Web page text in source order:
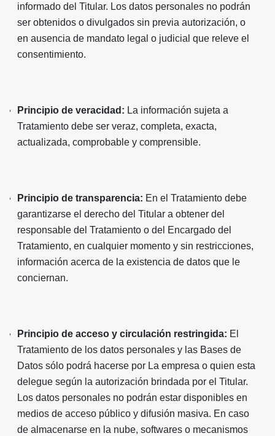
informado del Titular. Los datos personales no podrán
ser obtenidos o divulgados sin previa autorización, o
en ausencia de mandato legal o judicial que releve el
consentimiento.
Principio de veracidad: La información sujeta a
Tratamiento debe ser veraz, completa, exacta,
actualizada, comprobable y comprensible.
Principio de transparencia: En el Tratamiento debe
garantizarse el derecho del Titular a obtener del
responsable del Tratamiento o del Encargado del
Tratamiento, en cualquier momento y sin restricciones,
información acerca de la existencia de datos que le
conciernan.
Principio de acceso y circulación restringida: El
Tratamiento de los datos personales y las Bases de
Datos sólo podrá hacerse por La empresa o quien esta
delegue según la autorización brindada por el Titular.
Los datos personales no podrán estar disponibles en
medios de acceso público y difusión masiva. En caso
de almacenarse en la nube, softwares o mecanismos